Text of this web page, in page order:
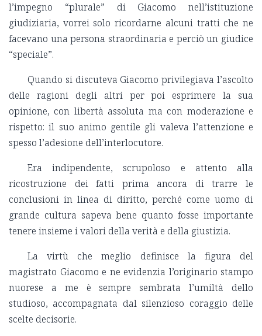
l’impegno “plurale” di Giacomo nell’istituzione
giudiziaria, vorrei solo ricordarne alcuni tratti che ne
facevano una persona straordinaria e perciò un giudice
“speciale”.
Quando si discuteva Giacomo privilegiava l’ascolto
delle ragioni degli altri per poi esprimere la sua
opinione, con libertà assoluta ma con moderazione e
rispetto: il suo animo gentile gli valeva l’attenzione e
spesso l’adesione dell’interlocutore.
Era indipendente, scrupoloso e attento alla
ricostruzione dei fatti prima ancora di trarre le
conclusioni in linea di diritto, perché come uomo di
grande cultura sapeva bene quanto fosse importante
tenere insieme i valori della verità e della giustizia.
La virtù che meglio definisce la figura del
magistrato Giacomo e ne evidenzia l’originario stampo
nuorese a me è sempre sembrata l’umiltà dello
studioso, accompagnata dal silenzioso coraggio delle
scelte decisorie.